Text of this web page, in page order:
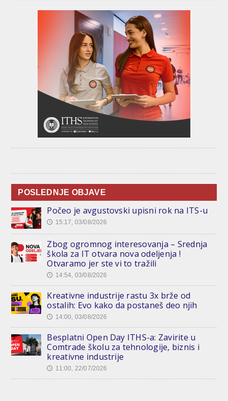
POSLEDNJE OBJAVE
Počeo je avgustovski upisni rok na ITS-u
🕔 15:17, 03/08/2026
Zbog ogromnog interesovanja – Srednja
škola za IT otvara nova odeljenja !
Otvaramo jer ste vi to tražili
🕔 14:54, 03/08/2026
Kreativne industrije rastu 3x brže od
ostalih: Evo kako da postaneš deo njih
🕔 14:00, 03/08/2026
Besplatni Open Day ITHS-a: Zavirite u
Comtrade školu za tehnologije, biznis i
kreativne industrije
🕔 11:00, 22/07/2026